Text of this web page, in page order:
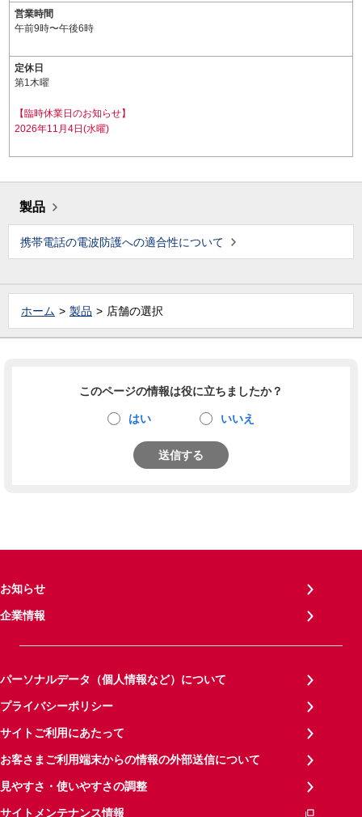
営業時間
午前9時〜午後6時
定休日
第1木曜
【臨時休業日のお知らせ】
2026年11月4日(水曜)
製品
携帯電話の電波防護への適合性について
ホーム 製品 店舗の選択
このページの情報は役に立ちましたか？
はい いいえ
送信する
お知らせ
企業情報
パーソナルデータ（個人情報など）について
プライバシーポリシー
サイトご利用にあたって
お客さまご利用端末からの情報の外部送信について
見やすさ・使いやすさの調整
サイトメンテナンス情報